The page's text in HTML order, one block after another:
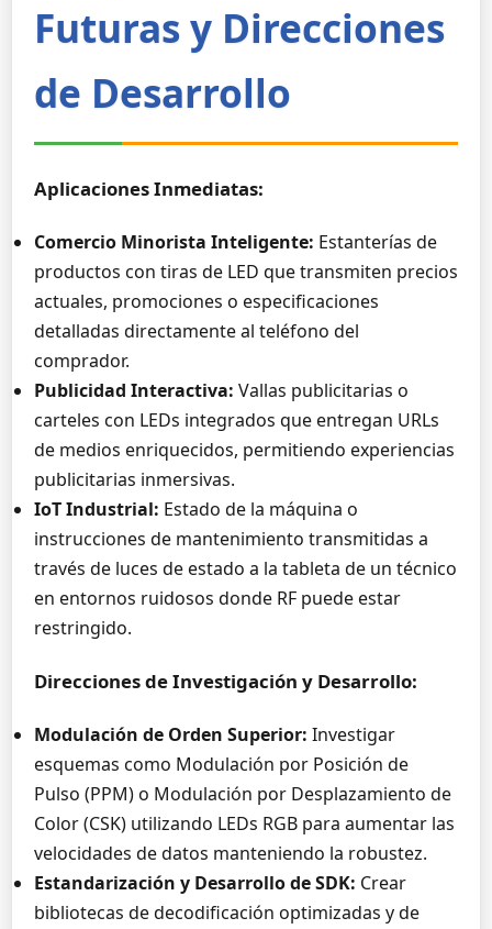
Futuras y Direcciones
de Desarrollo
Aplicaciones Inmediatas:
Comercio Minorista Inteligente: Estanterías de
productos con tiras de LED que transmiten precios
actuales, promociones o especificaciones
detalladas directamente al teléfono del
comprador.
Publicidad Interactiva: Vallas publicitarias o
carteles con LEDs integrados que entregan URLs
de medios enriquecidos, permitiendo experiencias
publicitarias inmersivas.
IoT Industrial: Estado de la máquina o
instrucciones de mantenimiento transmitidas a
través de luces de estado a la tableta de un técnico
en entornos ruidosos donde RF puede estar
restringido.
Direcciones de Investigación y Desarrollo:
Modulación de Orden Superior: Investigar
esquemas como Modulación por Posición de
Pulso (PPM) o Modulación por Desplazamiento de
Color (CSK) utilizando LEDs RGB para aumentar las
velocidades de datos manteniendo la robustez.
Estandarización y Desarrollo de SDK: Crear
bibliotecas de decodificación optimizadas y de